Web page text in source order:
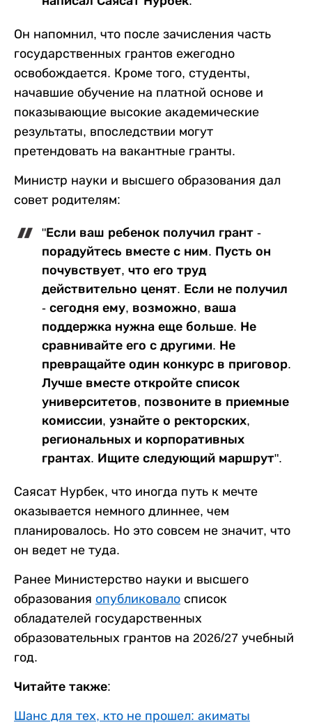
Он напомнил, что после зачисления часть
государственных грантов ежегодно
освобождается. Кроме того, студенты,
начавшие обучение на платной основе и
показывающие высокие академические
результаты, впоследствии могут
претендовать на вакантные гранты.
Министр науки и высшего образования дал
совет родителям:
"Если ваш ребенок получил грант -
порадуйтесь вместе с ним. Пусть он
почувствует, что его труд
действительно ценят. Если не получил
- сегодня ему, возможно, ваша
поддержка нужна еще больше. Не
сравнивайте его с другими. Не
превращайте один конкурс в приговор.
Лучше вместе откройте список
университетов, позвоните в приемные
комиссии, узнайте о ректорских,
региональных и корпоративных
грантах. Ищите следующий маршрут".
Саясат Нурбек, что иногда путь к мечте
оказывается немного длиннее, чем
планировалось. Но это совсем не значит, что
он ведет не туда.
Ранее Министерство науки и высшего
образования опубликовало список
обладателей государственных
образовательных грантов на 2026/27 учебный
год.
Читайте также:
Шанс для тех, кто не прошел: акиматы